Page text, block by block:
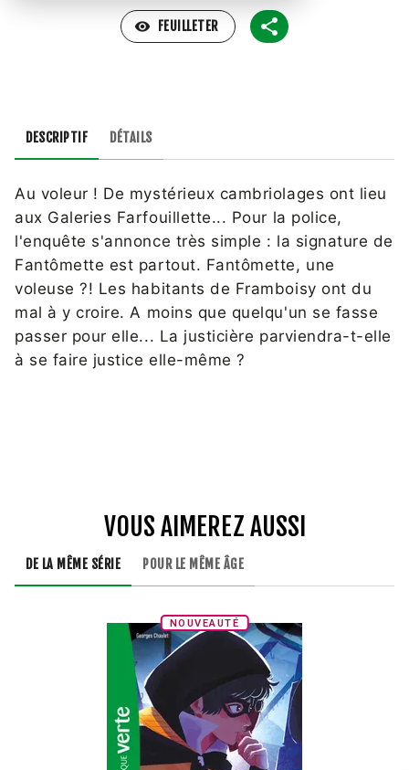
visibility FEUILLETER
DESCRIPTIF DÉTAILS
Au voleur ! De mystérieux cambriolages ont lieu
aux Galeries Farfouillette... Pour la police,
l'enquête s'annonce très simple : la signature de
Fantômette est partout. Fantômette, une
voleuse ?! Les habitants de Framboisy ont du
mal à y croire. A moins que quelqu'un se fasse
passer pour elle... La justicière parviendra-t-elle
à se faire justice elle-même ?
VOUS AIMEREZ AUSSI
DE LA MÊME SÉRIE POUR LE MÊME ÂGE
NOUVEAUTÉ